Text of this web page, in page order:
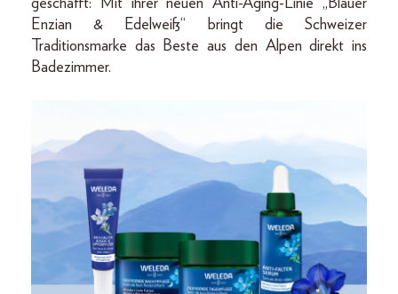
geschafft: Mit ihrer neuen Anti-Aging-Linie „Blauer
Enzian & Edelweiß“ bringt die Schweizer
Traditionsmarke das Beste aus den Alpen direkt ins
Badezimmer.